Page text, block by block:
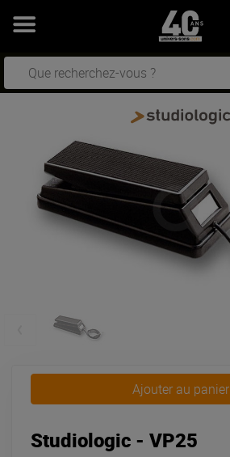
Ajouter au panier
Studiologic - VP25